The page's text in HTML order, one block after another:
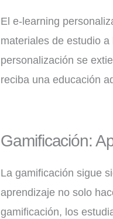
El e-learning
materiales de estudio
personalización se
reciba una educación
Gamificación:
La gamificación sigue
aprendizaje no solo
gamificación, los